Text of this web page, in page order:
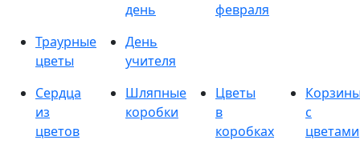
день
февраля
Траурные
цветы
День
учителя
Сердца
из
цветов
Шляпные
коробки
Цветы
в
коробках
с
цветами